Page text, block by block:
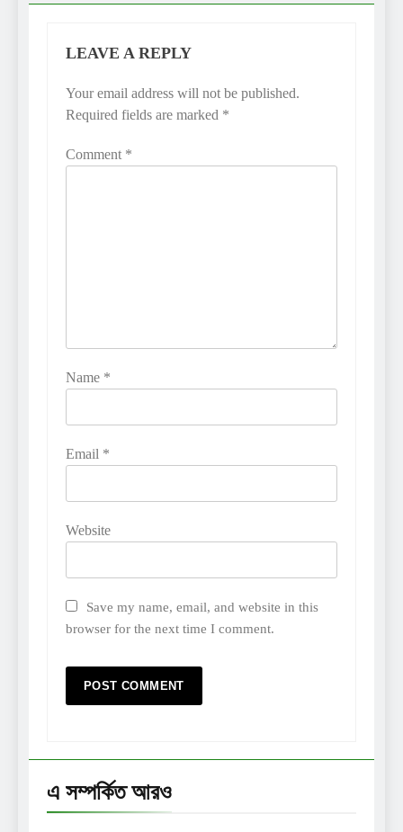
LEAVE A REPLY
Your email address will not be published.
Required fields are marked *
Comment *
Name *
Email *
Website
Save my name, email, and website in this
browser for the next time I comment.
এ সম্পর্কিত আরও